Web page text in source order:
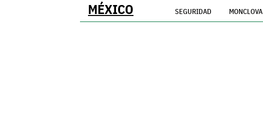
MÉXICO SEGURIDAD MONCLOVA